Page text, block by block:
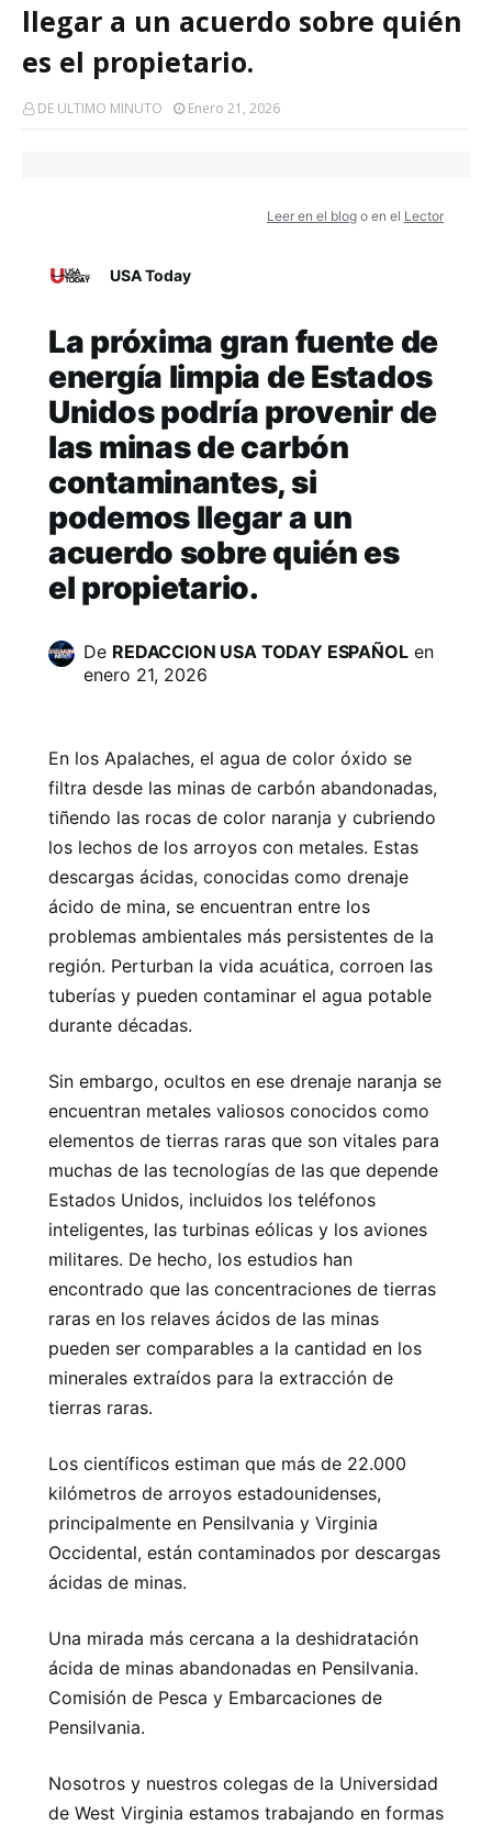
llegar a un acuerdo sobre quién
es el propietario.
DE ULTIMO MINUTO Enero 21, 2026
Leer en el blog o en el Lector
USA Today
La próxima gran fuente de
energía limpia de Estados
Unidos podría provenir de
las minas de carbón
contaminantes, si
podemos llegar a un
acuerdo sobre quién es
el propietario.
De REDACCION USA TODAY ESPAÑOLen
enero 21, 2026
En los Apalaches, el agua de color óxido se
filtra desde las minas de carbón abandonadas,
tiñendo las rocas de color naranja y cubriendo
los lechos de los arroyos con metales. Estas
descargas ácidas, conocidas como drenaje
ácido de mina, se encuentran entre los
problemas ambientales más persistentes de la
región. Perturban la vida acuática, corroen las
tuberías y pueden contaminar el agua potable
durante décadas.
Sin embargo, ocultos en ese drenaje naranja se
encuentran metales valiosos conocidos como
elementos de tierras raras que son vitales para
muchas de las tecnologías de las que depende
Estados Unidos, incluidos los teléfonos
inteligentes, las turbinas eólicas y los aviones
militares. De hecho, los estudios han
encontrado que las concentraciones de tierras
raras en los relaves ácidos de las minas
pueden ser comparables a la cantidad en los
minerales extraídos para la extracción de
tierras raras.
Los científicos estiman que más de 22.000
kilómetros de arroyos estadounidenses,
principalmente en Pensilvania y Virginia
Occidental, están contaminados por descargas
ácidas de minas.
Una mirada más cercana a la deshidratación
ácida de minas abandonadas en Pensilvania.
Comisión de Pesca y Embarcaciones de
Pensilvania.
Nosotros y nuestros colegas de la Universidad
de West Virginia estamos trabajando en formas